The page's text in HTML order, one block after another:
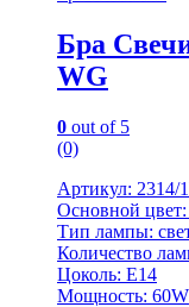
Бра
WG
0 out of 5
(0)
Артикул: 2314/
Основной
Тип лампы:
Количество
Цоколь: Е14
Мощность: 60W